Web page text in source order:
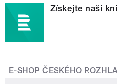
Získejte naši
E-SHOP ČESKÉHO